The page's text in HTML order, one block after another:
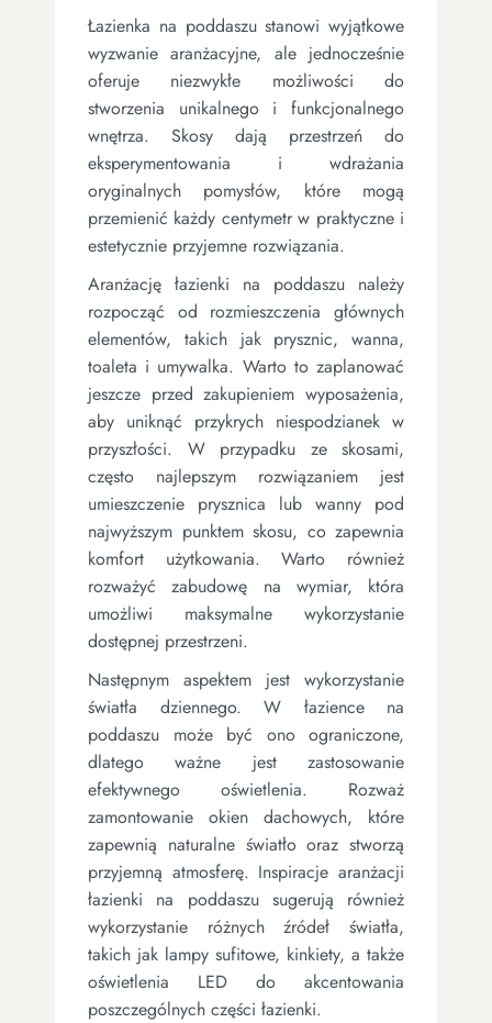
Łazienka na poddaszu stanowi wyjątkowe
wyzwanie aranżacyjne, ale jednocześnie
oferuje niezwykłe możliwości do
stworzenia unikalnego i funkcjonalnego
wnętrza. Skosy dają przestrzeń do
eksperymentowania i wdrażania
oryginalnych pomysłów, które mogą
przemienić każdy centymetr w praktyczne i
estetycznie przyjemne rozwiązania.
Aranżację łazienki na poddaszu należy
rozpocząć od rozmieszczenia głównych
elementów, takich jak prysznic, wanna,
toaleta i umywalka. Warto to zaplanować
jeszcze przed zakupieniem wyposażenia,
aby uniknąć przykrych niespodzianek w
przyszłości. W przypadku ze skosami,
często najlepszym rozwiązaniem jest
umieszczenie prysznica lub wanny pod
najwyższym punktem skosu, co zapewnia
komfort użytkowania. Warto również
rozważyć zabudowę na wymiar, która
umożliwi maksymalne wykorzystanie
dostępnej przestrzeni.
Następnym aspektem jest wykorzystanie
światła dziennego. W łazience na
poddaszu może być ono ograniczone,
dlatego ważne jest zastosowanie
efektywnego oświetlenia. Rozważ
zamontowanie okien dachowych, które
zapewnią naturalne światło oraz stworzą
przyjemną atmosferę. Inspiracje aranżacji
łazienki na poddaszu sugerują również
wykorzystanie różnych źródeł światła,
takich jak lampy sufitowe, kinkiety, a także
oświetlenia LED do akcentowania
poszczególnych części łazienki.